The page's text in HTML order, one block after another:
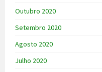
Outubro 2020
Setembro 2020
Agosto 2020
Julho 2020